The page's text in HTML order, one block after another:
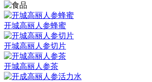
开城高丽人参蜂蜜
开城高丽人参切片
开城高丽人参茶